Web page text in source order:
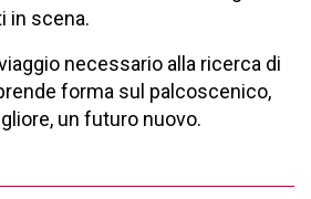
in scena.
necessario alla ricerca di
forma sul palcoscenico,
un futuro nuovo.